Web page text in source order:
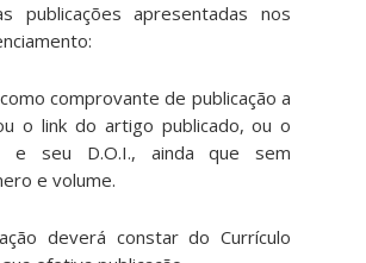
apresentadas nos
comprovante de publicação a
o link do artigo publicado, ou o
e seu D.O.I., ainda que sem
e volume.
deverá constar do Currículo